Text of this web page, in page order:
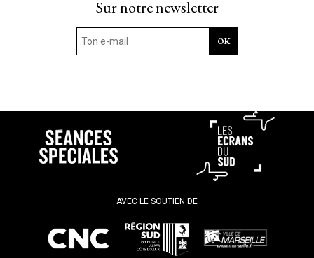
Sur notre newsletter
AVEC LE SOUTIEN DE